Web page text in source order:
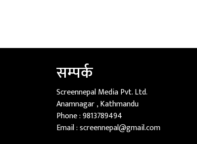
सम्पर्क
Screennepal Media Pvt. Ltd.
Anamnagar , Kathmandu
Phone :9813789494
Email :screennepal@gmail.com